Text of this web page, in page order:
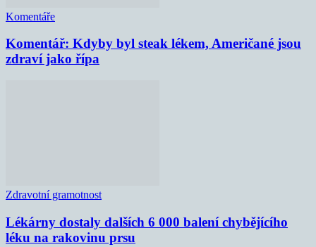
Komentáře
Komentář: Kdyby byl steak lékem, Američané jsou
zdraví jako řípa
Zdravotní gramotnost
Lékárny dostaly dalších 6 000 balení chybějícího
léku na rakovinu prsu